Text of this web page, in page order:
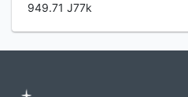
949.71 J77k